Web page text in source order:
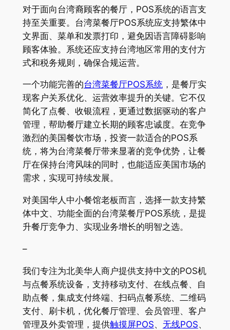
对于面向台湾裔顾客的餐厅，POS系统的语言支
持至关重要。台湾菜餐厅POS系统应支持繁体中
文界面、菜单和发票打印，避免因语言障碍影响
顾客体验。系统还应支持台湾地区常用的支付方
式和税务规则，确保合规运营。
一个功能完善的台湾菜餐厅POS系统，是餐厅实
现客户关系优化、运营效率提升的关键。它不仅
简化了点餐、收银流程，更通过数据驱动的客户
管理，帮助餐厅建立长期的顾客忠诚度。在竞争
激烈的美国餐饮市场，投资一款适合的POS系
统，将为台湾菜餐厅带来显著的竞争优势，让餐
厅在保持台湾风味的同时，也能适应美国市场的
需求，实现可持续发展。
对美国华人中小餐馆老板而言，选择一款支持繁
体中文、功能全面的台湾菜餐厅POS系统，是提
升餐厅竞争力、实现业务增长的明智之选。
–
我们专注为北美华人商户提供支持中文的POS机
与点餐系统设备，支持移动支付、在线点餐、自
助点餐，集成支付终端、扫码点餐系统、二维码
支付、刷卡机，优化餐厅管理、会员管理、客户
管理及外卖管理，提供触摸屏POS、 无线POS、